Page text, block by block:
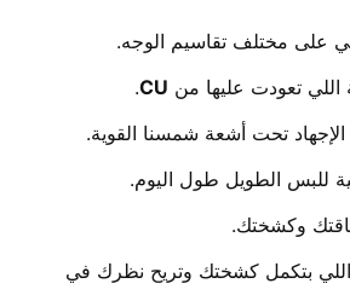
على مختلف تقاسيم الوجه.
اللي تعودت عليها من CU
.
تحت أشعة شمسنا القوية.
للبس الطويل طول اليوم.
وكشختك.